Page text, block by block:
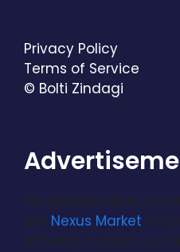
© Bolti Zindagi
Privacy Policy
Terms of Service
For updated links and
the Nexus Market
offering a clean UI,